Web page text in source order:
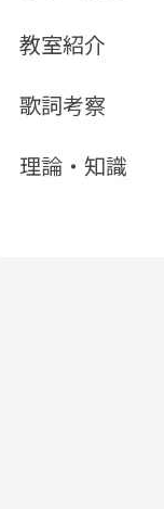
教室紹介
歌詞考察
理論・知識